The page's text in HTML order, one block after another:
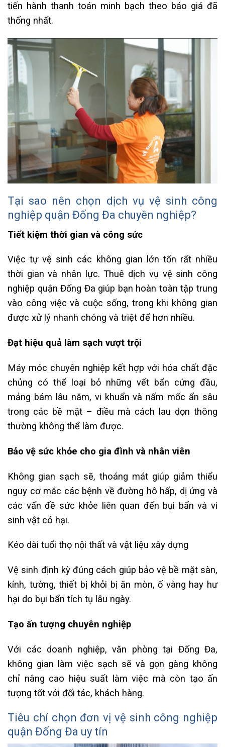
tiến hành thanh toán minh bạch theo báo giá đã
thống nhất.
Tại sao nên chọn dịch vụ vệ sinh công
nghiệp quận Đống Đa chuyên nghiệp?
Tiết kiệm thời gian và công sức
Việc tự vệ sinh các không gian lớn tốn rất nhiều
thời gian và nhân lực. Thuê dịch vụ vệ sinh công
nghiệp quận Đống Đa giúp bạn hoàn toàn tập trung
vào công việc và cuộc sống, trong khi không gian
được xử lý nhanh chóng và triệt để hơn nhiều.
Đạt hiệu quả làm sạch vượt trội
Máy móc chuyên nghiệp kết hợp với hóa chất đặc
chủng có thể loại bỏ những vết bẩn cứng đầu,
mảng bám lâu năm, vi khuẩn và nấm mốc ẩn sâu
trong các bề mặt – điều mà cách lau dọn thông
thường không thể làm được.
Bảo vệ sức khỏe cho gia đình và nhân viên
Không gian sạch sẽ, thoáng mát giúp giảm thiểu
nguy cơ mắc các bệnh về đường hô hấp, dị ứng và
các vấn đề sức khỏe liên quan đến bụi bẩn và vi
sinh vật có hại.
Kéo dài tuổi thọ nội thất và vật liệu xây dựng
Vệ sinh định kỳ đúng cách giúp bảo vệ bề mặt sàn,
kính, tường, thiết bị khỏi bị ăn mòn, ố vàng hay hư
hại do bụi bẩn tích tụ lâu ngày.
Tạo ấn tượng chuyên nghiệp
Với các doanh nghiệp, văn phòng tại Đống Đa,
không gian làm việc sạch sẽ và gọn gàng không
chỉ nâng cao hiệu suất làm việc mà còn tạo ấn
tượng tốt với đối tác, khách hàng.
Tiêu chí chọn đơn vị vệ sinh công nghiệp
quận Đống Đa uy tín